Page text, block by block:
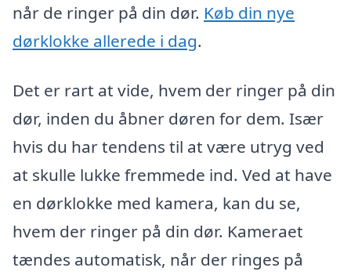
når de ringer på din dør. Køb din nye
dørklokke allerede i dag.
Det er rart at vide, hvem der ringer på din
dør, inden du åbner døren for dem. Især
hvis du har tendens til at være utryg ved
at skulle lukke fremmede ind. Ved at have
en dørklokke med kamera, kan du se,
hvem der ringer på din dør. Kameraet
tændes automatisk, når der ringes på